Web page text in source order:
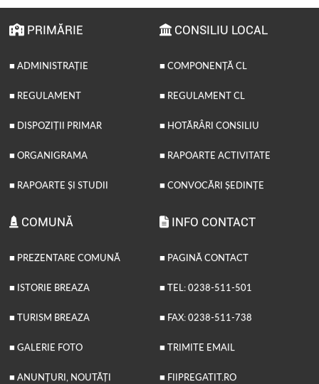
PRIMĂRIE
■ ADMINISTRAȚIE
■ REGULAMENT
■ DISPOZIȚII PRIMAR
■ ORGANIGRAMA
■ RAPOARTE ȘI STUDII
CONSILIU LOCAL
■ COMPONENȚĂ CL
■ REGULAMENT CL
■ HOTĂRÂRI CONSILIU
■ RAPOARTE ACTIVITATE
■ CONVOCĂRI ȘEDINȚE
COMUNĂ
■ PREZENTARE COMUNĂ
■ ISTORIE BREAZA
■ TURISM BREAZA
■ GALERIE FOTO
■ ANUNȚURI, NOUTĂȚI
INFO CONTACT
■ PAGINĂ CONTACT
■ TEL: 0238-511-501
■ FAX: 0238-511-738
■ TRIMITE EMAIL
■ FIIPREGATIT.RO